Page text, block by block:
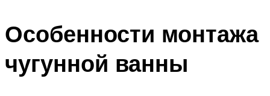
Особенности монтажа
чугунной ванны